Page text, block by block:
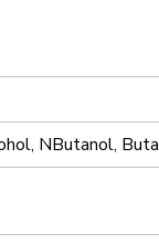
NButanol,